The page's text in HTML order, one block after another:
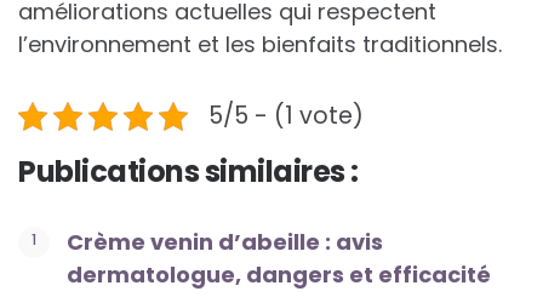
améliorations actuelles qui respectent
l’environnement et les bienfaits traditionnels.
5/5 - (1 vote)
Publications similaires :
Crème venin d’abeille : avis
dermatologue, dangers et efficacité